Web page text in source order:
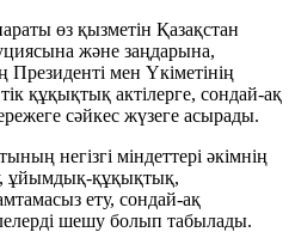
өз қызметін Қазақстан
және заңдарына,
мен Үкіметінің
құқықтық актілерге, сондай-ақ
сәйкес жүзеге асырады.
негізгі міндеттері әкімнің
ұйымдық-құқықтық,
ету, сондай-ақ
шешу болып табылады.